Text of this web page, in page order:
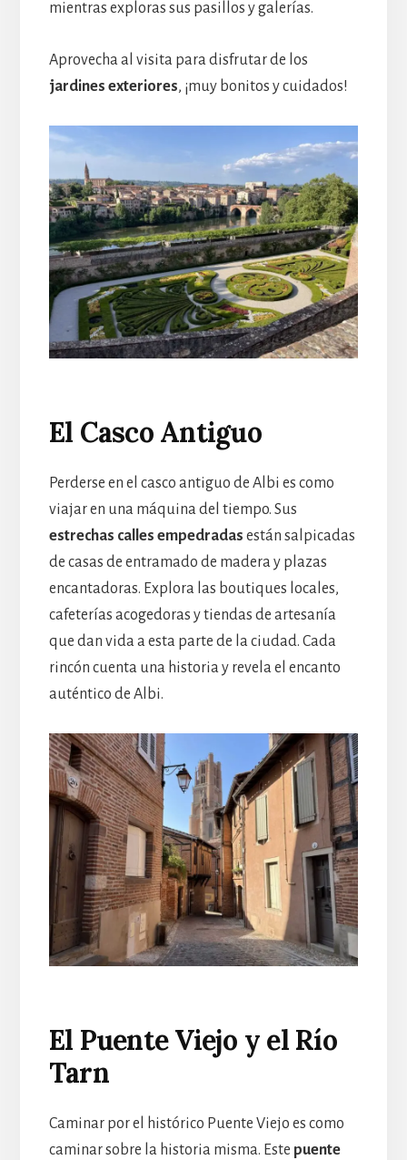
mientras exploras sus pasillos y galerías.
Aprovecha al visita para disfrutar de los
jardines exteriores, ¡muy bonitos y cuidados!
El Casco Antiguo
Perderse en el casco antiguo de Albi es como
viajar en una máquina del tiempo. Sus
estrechas calles empedradas están salpicadas
de casas de entramado de madera y plazas
encantadoras. Explora las boutiques locales,
cafeterías acogedoras y tiendas de artesanía
que dan vida a esta parte de la ciudad. Cada
rincón cuenta una historia y revela el encanto
auténtico de Albi.
El Puente Viejo y el Río
Tarn
Caminar por el histórico Puente Viejo es como
caminar sobre la historia misma. Este puente